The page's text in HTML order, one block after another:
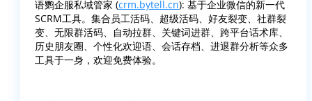
语鹦企服私域管家 (crm.bytell.cn): 基于企业微信的新一代
SCRM工具。集合员工活码、超级活码、好友裂变、社群裂
变、无限群活码、自动拉群、关键词进群、跨平台话术库、
历史朋友圈、个性化欢迎语、会话存档、进退群分析等众多
工具于一身，欢迎免费体验。